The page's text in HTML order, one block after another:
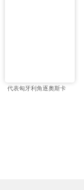
代表匈牙利角逐奧斯卡